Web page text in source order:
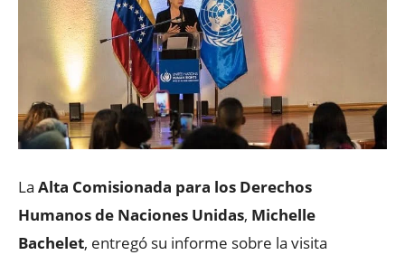
La Alta Comisionada para los Derechos
Humanos de Naciones Unidas, Michelle
Bachelet, entregó su informe sobre la visita